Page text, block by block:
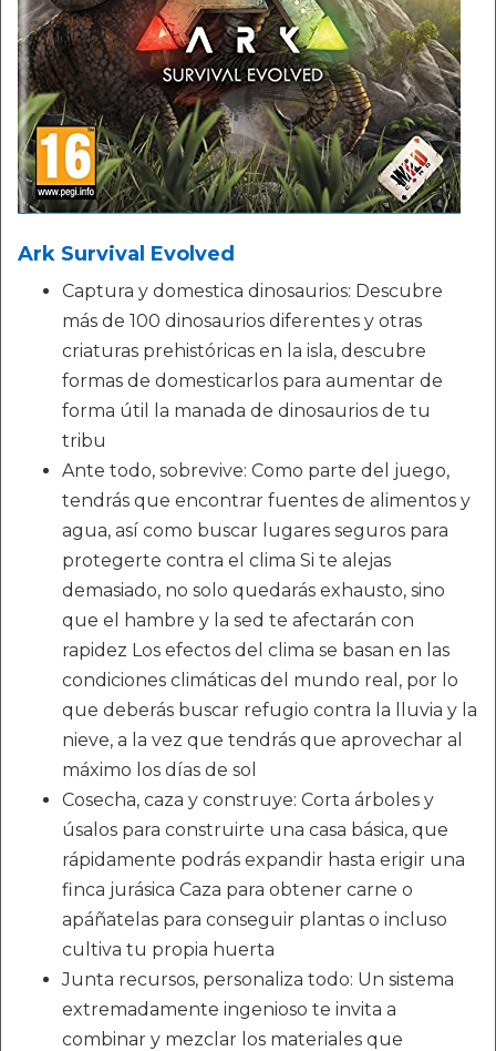
Ark Survival Evolved
Captura y domestica dinosaurios: Descubre
más de 100 dinosaurios diferentes y otras
criaturas prehistóricas en la isla, descubre
formas de domesticarlos para aumentar de
forma útil la manada de dinosaurios de tu
tribu
Ante todo, sobrevive: Como parte del juego,
tendrás que encontrar fuentes de alimentos y
agua, así como buscar lugares seguros para
protegerte contra el clima Si te alejas
demasiado, no solo quedarás exhausto, sino
que el hambre y la sed te afectarán con
rapidez Los efectos del clima se basan en las
condiciones climáticas del mundo real, por lo
que deberás buscar refugio contra la lluvia y la
nieve, a la vez que tendrás que aprovechar al
máximo los días de sol
Cosecha, caza y construye: Corta árboles y
úsalos para construirte una casa básica, que
rápidamente podrás expandir hasta erigir una
finca jurásica Caza para obtener carne o
apáñatelas para conseguir plantas o incluso
cultiva tu propia huerta
Junta recursos, personaliza todo: Un sistema
extremadamente ingenioso te invita a
combinar y mezclar los materiales que